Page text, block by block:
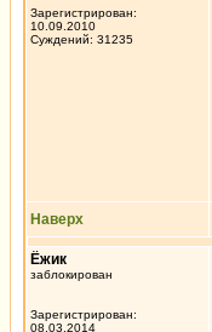
Зарегистрирован:
10.09.2010
Суждений: 31235
Наверх
Ёжик
заблокирован
Зарегистрирован:
08.03.2014